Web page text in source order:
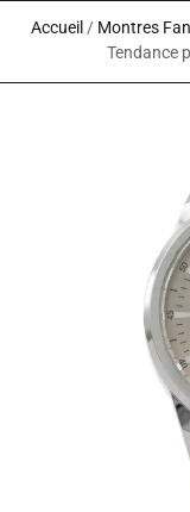
Accueil / Montres
Tendance